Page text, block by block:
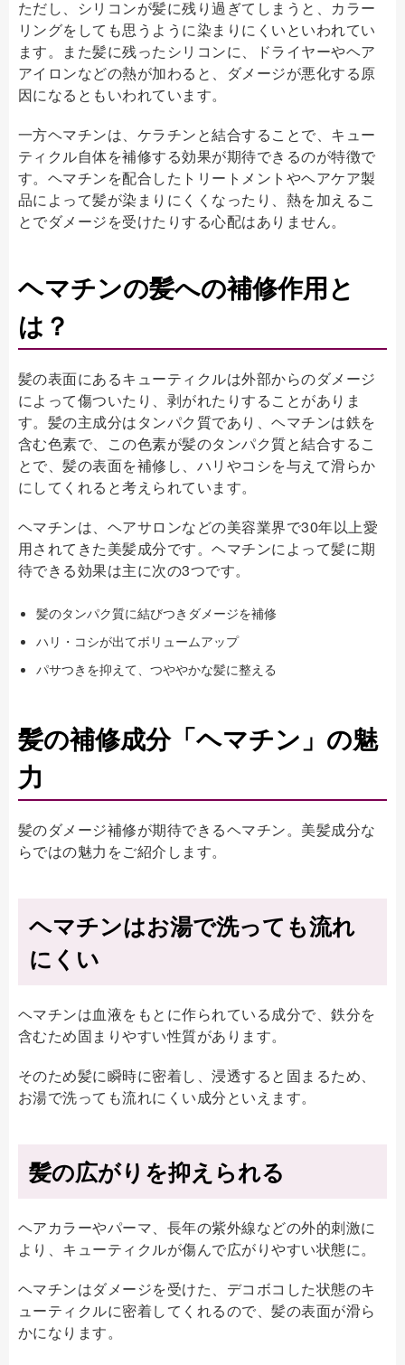
ただし、シリコンが髪に残り過ぎてしまうと、カラー
リングをしても思うように染まりにくいといわれてい
ます。また髪に残ったシリコンに、ドライヤーやヘア
アイロンなどの熱が加わると、ダメージが悪化する原
因になるともいわれています。
一方ヘマチンは、ケラチンと結合することで、キュー
ティクル自体を補修する効果が期待できるのが特徴で
す。ヘマチンを配合したトリートメントやヘアケア製
品によって髪が染まりにくくなったり、熱を加えるこ
とでダメージを受けたりする心配はありません。
ヘマチンの髪への補修作用と
は？
髪の表面にあるキューティクルは外部からのダメージ
によって傷ついたり、剥がれたりすることがありま
す。髪の主成分はタンパク質であり、ヘマチンは鉄を
含む色素で、この色素が髪のタンパク質と結合するこ
とで、髪の表面を補修し、ハリやコシを与えて滑らか
にしてくれると考えられています。
ヘマチンは、ヘアサロンなどの美容業界で30年以上愛
用されてきた美髪成分です。ヘマチンによって髪に期
待できる効果は主に次の3つです。
髪のタンパク質に結びつきダメージを補修
ハリ・コシが出てボリュームアップ
パサつきを抑えて、つややかな髪に整える
髪の補修成分「ヘマチン」の魅
力
髪のダメージ補修が期待できるヘマチン。美髪成分な
らではの魅力をご紹介します。
ヘマチンはお湯で洗っても流れ
にくい
ヘマチンは血液をもとに作られている成分で、鉄分を
含むため固まりやすい性質があります。
そのため髪に瞬時に密着し、浸透すると固まるため、
お湯で洗っても流れにくい成分といえます。
髪の広がりを抑えられる
ヘアカラーやパーマ、長年の紫外線などの外的刺激に
より、キューティクルが傷んで広がりやすい状態に。
ヘマチンはダメージを受けた、デコボコした状態のキ
ューティクルに密着してくれるので、髪の表面が滑ら
かになります。